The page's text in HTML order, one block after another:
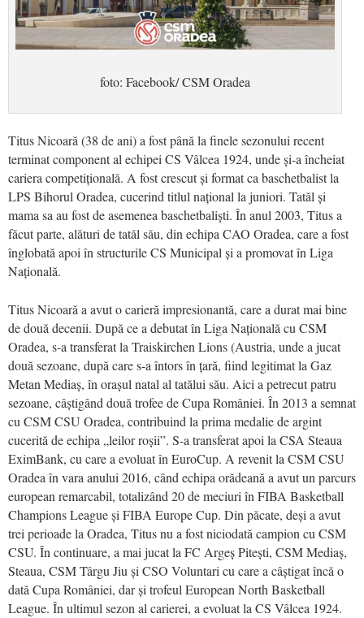
foto: Facebook/ CSM Oradea
Titus Nicoară (38 de ani) a fost până la finele sezonului recent
terminat component al echipei CS Vâlcea 1924, unde și-a încheiat
cariera competițională. A fost crescut și format ca baschetbalist la
LPS Bihorul Oradea, cucerind titlul național la juniori. Tatăl și
mama sa au fost de asemenea baschetbaliști. În anul 2003, Titus a
făcut parte, alături de tatăl său, din echipa CAO Oradea, care a fost
înglobată apoi în structurile CS Municipal și a promovat în Liga
Națională.
Titus Nicoară a avut o carieră impresionantă, care a durat mai bine
de două decenii. După ce a debutat în Liga Națională cu CSM
Oradea, s-a transferat la Traiskirchen Lions (Austria, unde a jucat
două sezoane, după care s-a întors în țară, fiind legitimat la Gaz
Metan Mediaș, în orașul natal al tatălui său. Aici a petrecut patru
sezoane, câștigând două trofee de Cupa României. În 2013 a semnat
cu CSM CSU Oradea, contribuind la prima medalie de argint
cucerită de echipa „leilor roșii”. S-a transferat apoi la CSA Steaua
EximBank, cu care a evoluat în EuroCup. A revenit la CSM CSU
Oradea în vara anului 2016, când echipa orădeană a avut un parcurs
european remarcabil, totalizând 20 de meciuri în FIBA Basketball
Champions League și FIBA Europe Cup. Din păcate, deși a avut
trei perioade la Oradea, Titus nu a fost niciodată campion cu CSM
CSU. În continuare, a mai jucat la FC Argeș Pitești, CSM Mediaș,
Steaua, CSM Târgu Jiu și CSO Voluntari cu care a câștigat încă o
dată Cupa României, dar și trofeul European North Basketball
League. În ultimul sezon al carierei, a evoluat la CS Vâlcea 1924.